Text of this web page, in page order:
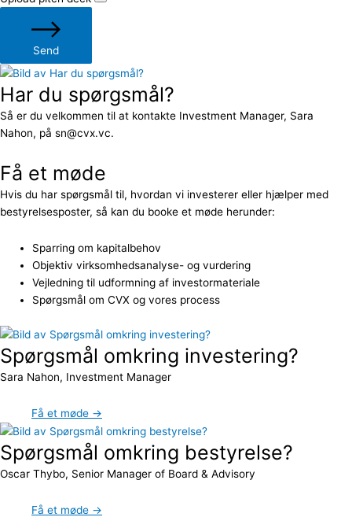
Send
Har du spørgsmål?
Så er du velkommen til at kontakte Investment Manager, Sara
Nahon, på sn@cvx.vc.
Få et møde
Hvis du har spørgsmål til, hvordan vi investerer eller hjælper med
bestyrelsesposter, så kan du booke et møde herunder:
Sparring om kapitalbehov
Objektiv virksomhedsanalyse- og vurdering
Vejledning til udformning af investormateriale
Spørgsmål om CVX og vores process
Spørgsmål omkring investering?
Sara Nahon, Investment Manager
Få et møde →
Spørgsmål omkring bestyrelse?
Oscar Thybo, Senior Manager of Board & Advisory
Få et møde →